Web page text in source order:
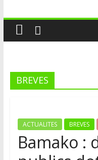
BREVES
ACTUALITES BREVES
Bamako :